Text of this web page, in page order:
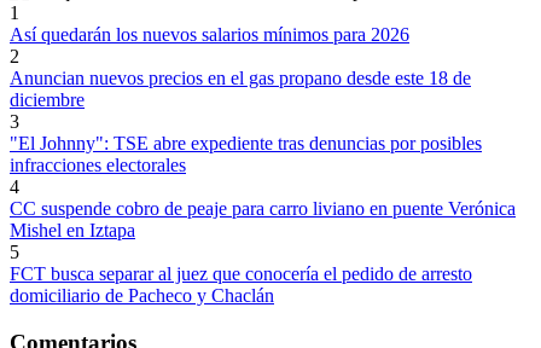
1
Así quedarán los nuevos salarios mínimos para 2026
2
Anuncian nuevos precios en el gas propano desde este 18 de
diciembre
3
"El Johnny": TSE abre expediente tras denuncias por posibles
infracciones electorales
4
CC suspende cobro de peaje para carro liviano en puente Verónica
Mishel en Iztapa
5
FCT busca separar al juez que conocería el pedido de arresto
domiciliario de Pacheco y Chaclán
Comentarios